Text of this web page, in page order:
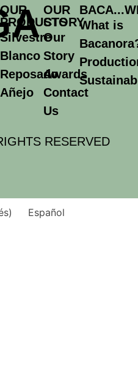
OUR
PRODUCTS
Silvestre
Blanco
Reposado
Añejo
OUR
STORY
Our
Story
Awards
Contact
Us
What is
RESERVED
) Español